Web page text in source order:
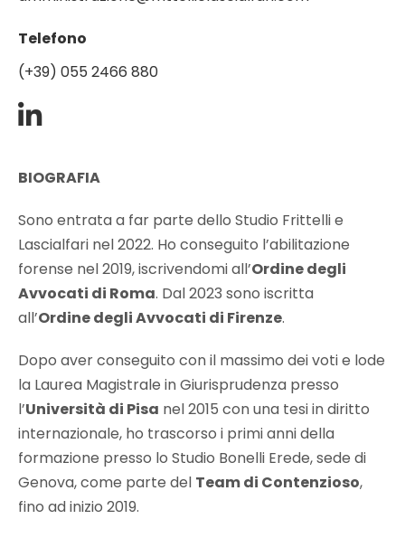
Telefono
(+39) 055 2466 880
BIOGRAFIA
Sono entrata a far parte dello Studio Frittelli e
Lascialfari nel 2022. Ho conseguito l’abilitazione
forense nel 2019, iscrivendomi all’Ordine degli
Avvocati di Roma. Dal 2023 sono iscritta
all’Ordine degli Avvocati di Firenze.
Dopo aver conseguito con il massimo dei voti e lode
la Laurea Magistrale in Giurisprudenza presso
l’Università di Pisa nel 2015 con una tesi in diritto
internazionale, ho trascorso i primi anni della
formazione presso lo Studio Bonelli Erede, sede di
Genova, come parte del Team di Contenzioso,
fino ad inizio 2019.